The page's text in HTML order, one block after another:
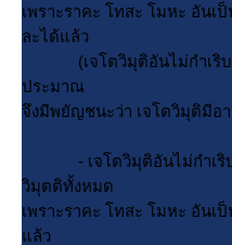
เพราะราคะ โทสะ โมหะ อัน
ละได้แล้ว
(เจโตวิมุติอันไม่กำเริบข
ประมาณ
จึงมีพยัญชนะว่า เจโตวิมุติมี
- เจโตวิมุติอันไม่กำเริบ
วิมุตติทั้งหมด
เพราะราคะ โทสะ โมหะ อันเ
ล้ว